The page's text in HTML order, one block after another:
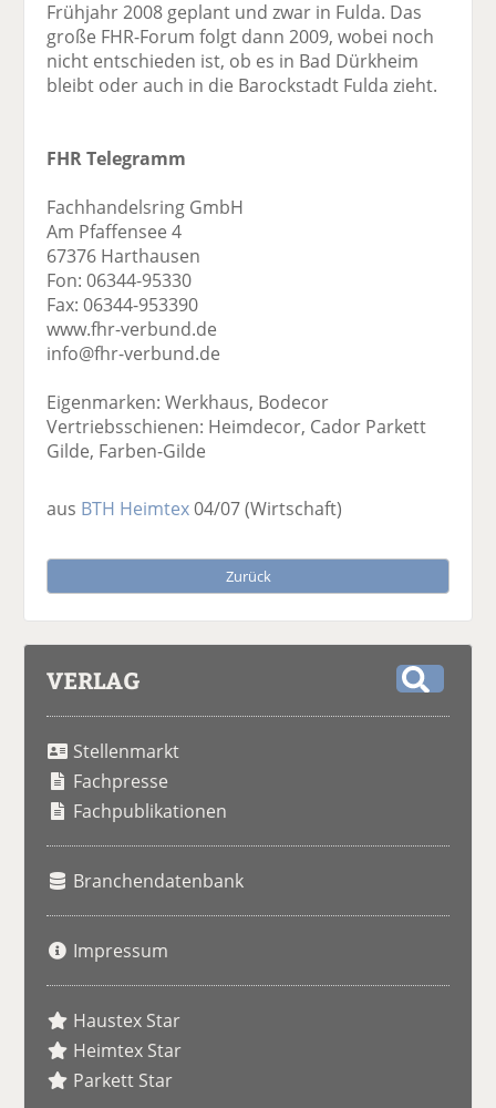
Frühjahr 2008 geplant und zwar in Fulda. Das
große FHR-Forum folgt dann 2009, wobei noch
nicht entschieden ist, ob es in Bad Dürkheim
bleibt oder auch in die Barockstadt Fulda zieht.
FHR Telegramm
Fachhandelsring GmbH
Am Pfaffensee 4
67376 Harthausen
Fon: 06344-95330
Fax: 06344-953390
www.fhr-verbund.de
info@fhr-verbund.de
Eigenmarken: Werkhaus, Bodecor
Vertriebsschienen: Heimdecor, Cador Parkett
Gilde, Farben-Gilde
aus BTH Heimtex04/07(Wirtschaft)
Zurück
VERLAG
Stellenmarkt
Fachpresse
Fachpublikationen
Branchendatenbank
Impressum
Haustex Star
Heimtex Star
Parkett Star